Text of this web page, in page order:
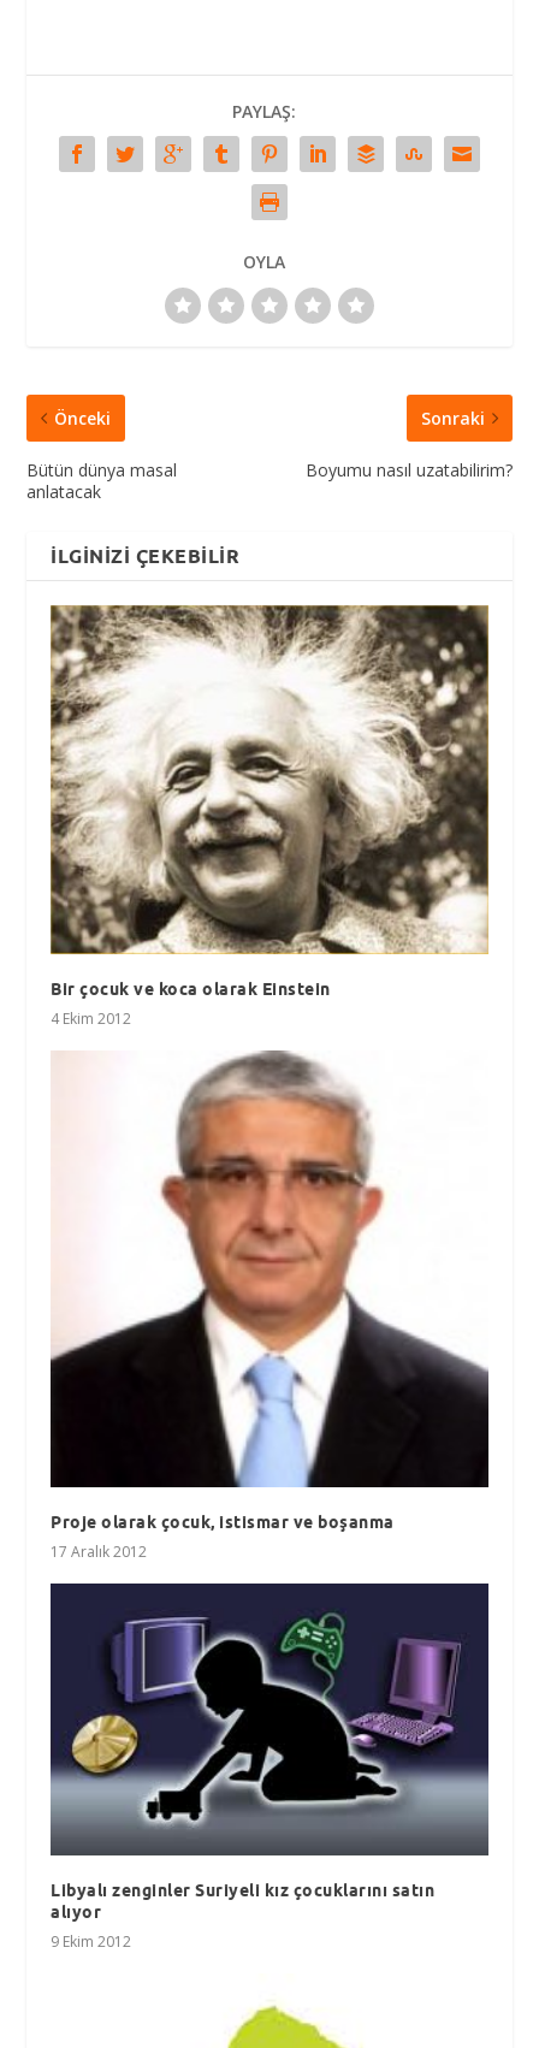
PAYLAŞ:
OYLA
Önceki
Bütün dünya masal
anlatacak
Sonraki
Boyumu nasıl uzatabilirim?
İLGINIZI ÇEKEBILIR
Bir çocuk ve koca olarak Einstein
4 Ekim 2012
Proje olarak çocuk, istismar ve boşanma
17 Aralık 2012
Libyalı zenginler Suriyeli kız çocuklarını satın
alıyor
9 Ekim 2012